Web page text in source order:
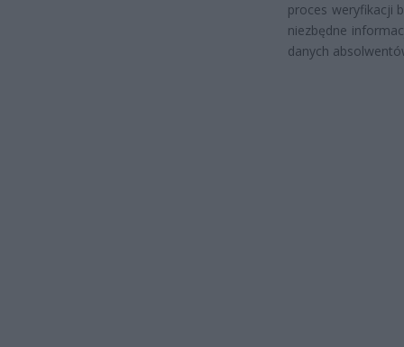
proces weryfikacji
niezbędne
danych